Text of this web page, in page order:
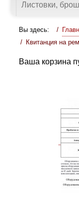
Листовки,
Вы здесь:
Квитанция на
Ваша корзина